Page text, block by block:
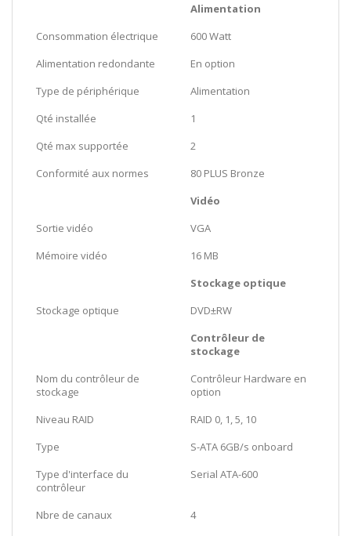
Alimentation
Consommation électrique
600 Watt
Alimentation redondante
En option
Type de périphérique
Alimentation
Qté installée
1
Qté max supportée
2
Conformité aux normes
80 PLUS Bronze
Vidéo
Sortie vidéo
VGA
Mémoire vidéo
16 MB
Stockage optique
Stockage optique
DVD±RW
Contrôleur de
stockage
Nom du contrôleur de
stockage
Contrôleur Hardware en
option
Niveau RAID
RAID 0, 1, 5, 10
Type
S-ATA 6GB/s onboard
Type d'interface du
contrôleur
Serial ATA-600
Nbre de canaux
4